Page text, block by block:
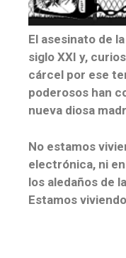
El asesinato de
siglo XXI y,
cárcel por ese
poderosos han
nueva diosa
No estamos
electrónica, ni
los aledaños de
Estamos